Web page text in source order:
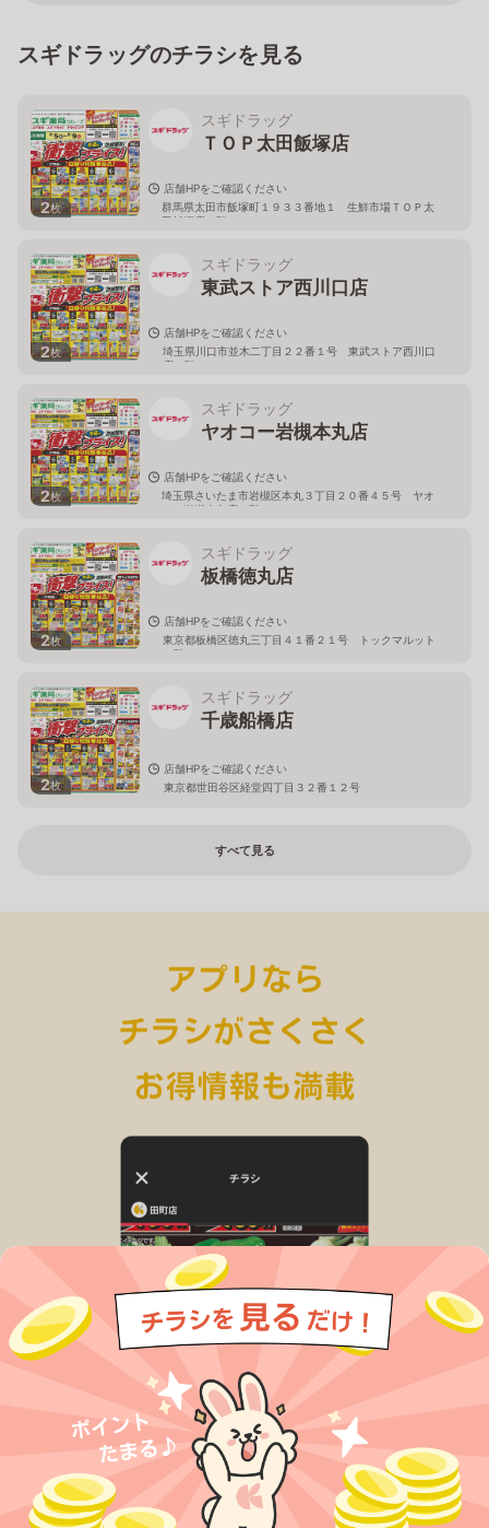
スギドラッグのチラシを見る
2枚
スギドラッグ
ＴＯＰ太田飯塚店
店舗HPをご確認ください
群馬県太田市飯塚町１９３３番地１ 生鮮市場ＴＯＰ太
田飯塚店１階
2枚
スギドラッグ
東武ストア西川口店
店舗HPをご確認ください
埼玉県川口市並木二丁目２２番１号 東武ストア西川口
店２階
2枚
スギドラッグ
ヤオコー岩槻本丸店
店舗HPをご確認ください
埼玉県さいたま市岩槻区本丸３丁目２０番４５号 ヤオ
コー岩槻本丸店２階
2枚
スギドラッグ
板橋徳丸店
店舗HPをご確認ください
東京都板橋区徳丸三丁目４１番２１号 トックマルット
１階
2枚
スギドラッグ
千歳船橋店
店舗HPをご確認ください
東京都世田谷区経堂四丁目３２番１２号
すべて見る